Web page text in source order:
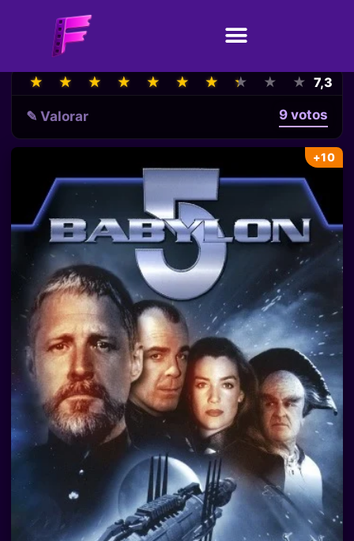
★
★ ★
★ ★
★ ★
★ ★
★ ★
★ ★
★ ★
★ ★
★ ★
★ 7,3
✎ Valorar 9 votos
+10